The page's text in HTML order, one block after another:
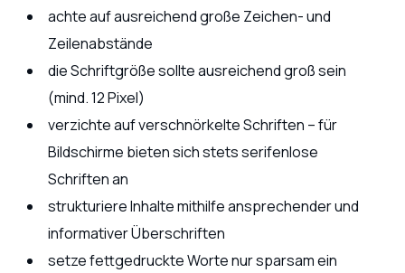
achte auf ausreichend große Zeichen- und
Zeilenabstände
die Schriftgröße sollte ausreichend groß sein
(mind. 12 Pixel)
verzichte auf verschnörkelte Schriften – für
Bildschirme bieten sich stets serifenlose
Schriften an
strukturiere Inhalte mithilfe ansprechender und
informativer Überschriften
setze fettgedruckte Worte nur sparsam ein